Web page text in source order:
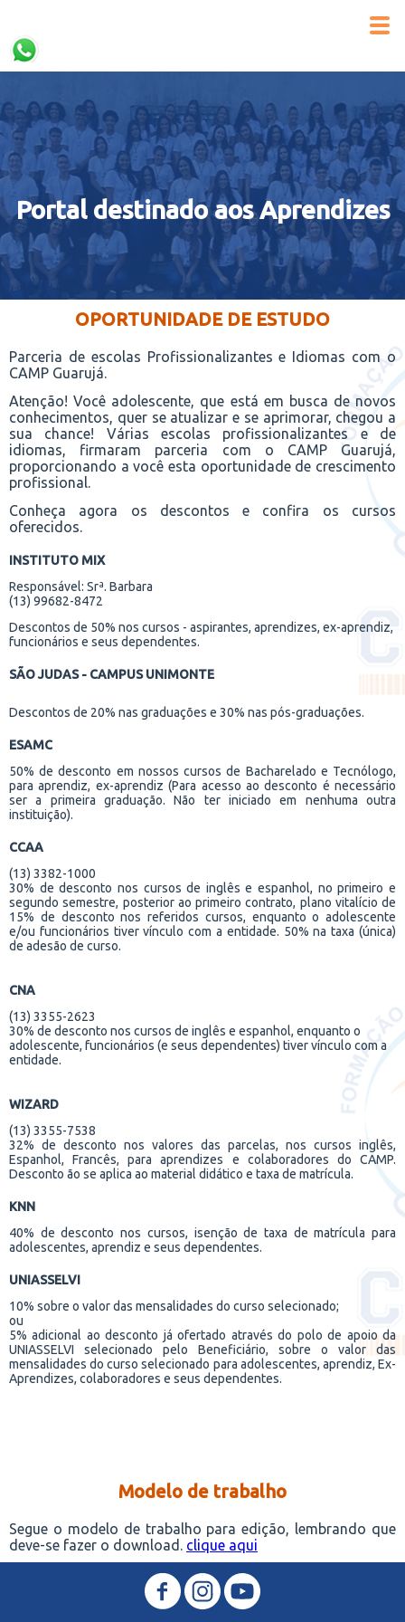
Portal destinado aos Aprendizes
OPORTUNIDADE DE ESTUDO
Parceria de escolas Profissionalizantes e Idiomas com o
CAMP Guarujá.
Atenção! Você adolescente, que está em busca de novos
conhecimentos, quer se atualizar e se aprimorar, chegou a
sua chance! Várias escolas profissionalizantes e de
idiomas, firmaram parceria com o CAMP Guarujá,
proporcionando a você esta oportunidade de crescimento
profissional.
Conheça agora os descontos e confira os cursos
oferecidos.
INSTITUTO MIX
Responsável: Srª. Barbara
(13) 99682-8472
Descontos de 50% nos cursos - aspirantes, aprendizes, ex-aprendiz,
funcionários e seus dependentes.
SÃO JUDAS - CAMPUS UNIMONTE
Descontos de 20% nas graduações e 30% nas pós-graduações.
ESAMC
50% de desconto em nossos cursos de Bacharelado e Tecnólogo,
para aprendiz, ex-aprendiz (Para acesso ao desconto é necessário
ser a primeira graduação. Não ter iniciado em nenhuma outra
instituição).
CCAA
(13) 3382-1000
30% de desconto nos cursos de inglês e espanhol, no primeiro e
segundo semestre, posterior ao primeiro contrato, plano vitalício de
15% de desconto nos referidos cursos, enquanto o adolescente
e/ou funcionários tiver vínculo com a entidade. 50% na taxa (única)
de adesão de curso.
CNA
(13) 3355-2623
30% de desconto nos cursos de inglês e espanhol, enquanto o
adolescente, funcionários (e seus dependentes) tiver vínculo com a
entidade.
WIZARD
(13) 3355-7538
32% de desconto nos valores das parcelas, nos cursos inglês,
Espanhol, Francês, para aprendizes e colaboradores do CAMP.
Desconto ão se aplica ao material didático e taxa de matrícula.
KNN
40% de desconto nos cursos, isenção de taxa de matrícula para
adolescentes, aprendiz e seus dependentes.
UNIASSELVI
10% sobre o valor das mensalidades do curso selecionado;
ou
5% adicional ao desconto já ofertado através do polo de apoio da
UNIASSELVI selecionado pelo Beneficiário, sobre o valor das
mensalidades do curso selecionado para adolescentes, aprendiz, Ex-
Aprendizes, colaboradores e seus dependentes.
Modelo de trabalho
Segue o modelo de trabalho para edição, lembrando que
deve-se fazer o download. clique aqui